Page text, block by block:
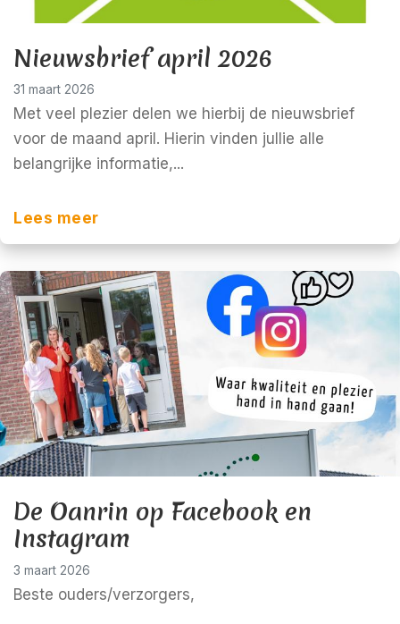
Nieuwsbrief april 2026
31 maart 2026
Met veel plezier delen we hierbij de nieuwsbrief
voor de maand april. Hierin vinden jullie alle
belangrijke informatie,...
Lees meer
De Oanrin op Facebook en
Instagram
3 maart 2026
Beste ouders/verzorgers,